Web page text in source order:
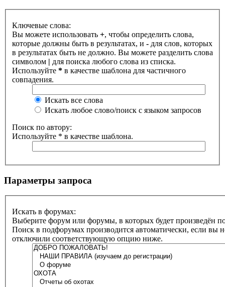
Ключевые слова:
Вы можете использовать +, чтобы определить слова,
которые должны быть в результатах, и - для слов, которых
в результатах быть не должно. Вы можете разделить слова
символом | для поиска любого слова из списка.
Используйте * в качестве шаблона для частичного
совпадения.
Искать все слова
Искать любое слово/поиск с языком запросов
Поиск по автору:
Используйте * в качестве шаблона.
Параметры запроса
Искать в форумах:
Выберите форум или форумы, в которых будет произведён
Поиск в подфорумах производится автоматически, если вы
отключили соответствующую опцию ниже.